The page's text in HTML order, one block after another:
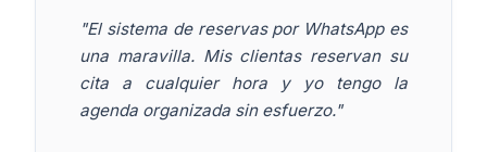
"El sistema de reservas por WhatsApp es
una maravilla. Mis clientas reservan su
cita a cualquier hora y yo tengo la
agenda organizada sin esfuerzo."